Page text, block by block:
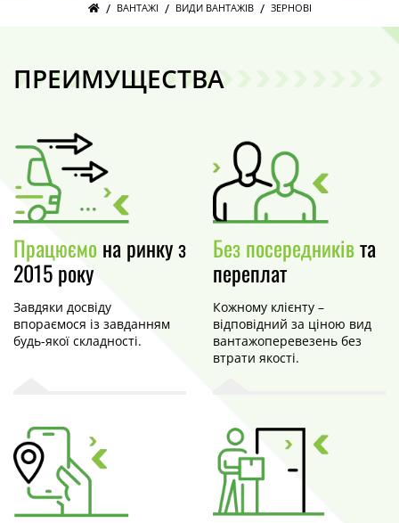
/ ВАНТАЖІ / ВИДИ ВАНТАЖІВ / ЗЕРНОВІ
ПРЕИМУЩЕСТВА
Працюємо на ринку з
2015 року
Завдяки досвіду
впораємося із завданням
будь-якої складності.
Без посередниківта
переплат
Кожному клієнту –
відповідний за ціною вид
вантажоперевезень без
втрати якості.